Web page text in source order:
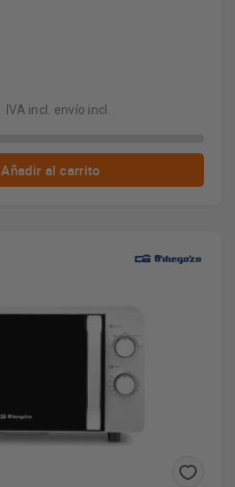
IVA incl. envío incl.
Añadir al carrito